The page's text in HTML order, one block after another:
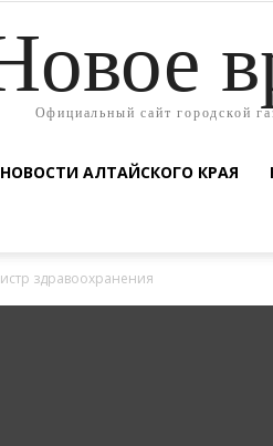
Официальный сайт городской
НОВОСТИ АЛТАЙСКОГО КРАЯ
здравоохранения